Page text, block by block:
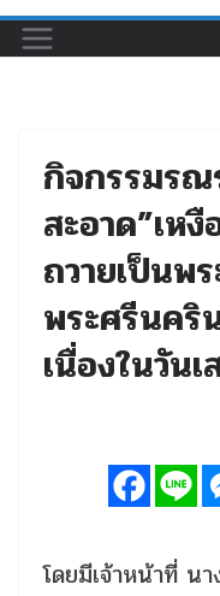
กิจกรรมร
สะอาด”เห
ถวายเป็นพ
พระศรีนคริ
เนื่องในวัน
โดยมีเจ้าหน้าที่ น